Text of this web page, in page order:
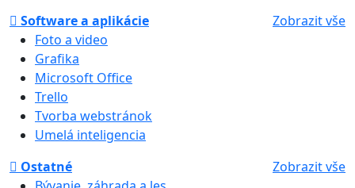
Software a aplikácie
Zobrazit vše
Foto a video
Grafika
Microsoft Office
Trello
Tvorba webstránok
Umelá inteligencia
Ostatné
Zobrazit vše